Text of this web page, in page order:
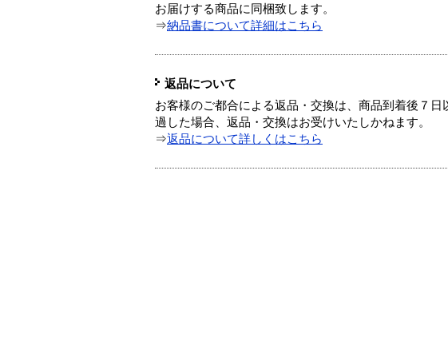
お届けする商品に同梱致します。
⇒納品書について詳細はこちら
返品について
お客様のご都合による返品・交換は、商品到着後７
過した場合、返品・交換はお受けいたしかねます。
⇒返品について詳しくはこちら